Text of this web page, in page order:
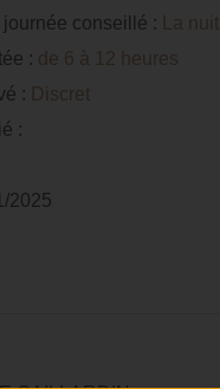
journée conseillé :
La nuit
: de 6 à 12 heures
: Discret
:
2025